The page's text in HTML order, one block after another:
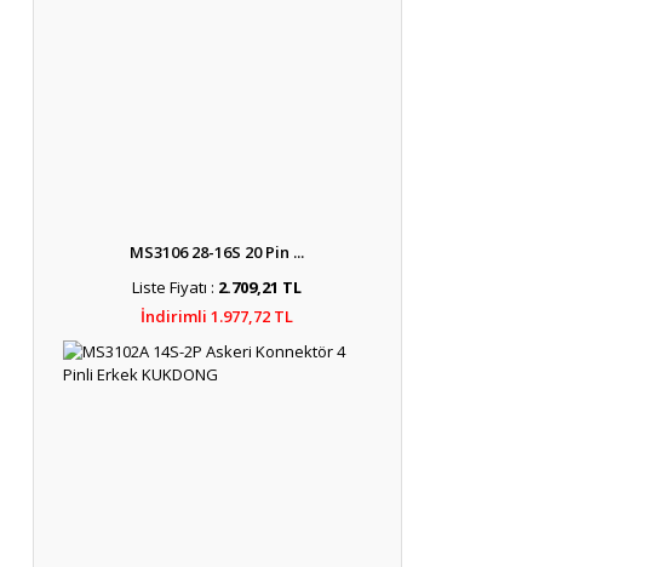
MS3106 28-16S 20 Pin ...
Liste Fiyatı : 2.709,21 TL
İndirimli 1.977,72 TL